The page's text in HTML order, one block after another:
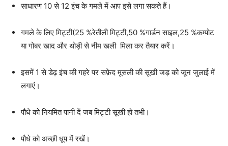
साधारण 10 से 12 इंच के गमले में आप इसे लगा सकते हैं।
गमले के लिए मिट्टी(25 %रेतीली मिट्टी,50 %गार्डन साइल,25 %कम्पोट
या गोबर खाद और थोड़ी से नीम खली मिला कर तैयार करें।
इसमें 1 से डेढ़ इंच की गहरे पर सफ़ेद मूसली की सूखी जड़ को जून जुलाई में
लगाएं।
पौधे को नियमित पानी दें जब मिट्टी सूखी हो तभी।
पौधे को अच्छी धूप में रखें।